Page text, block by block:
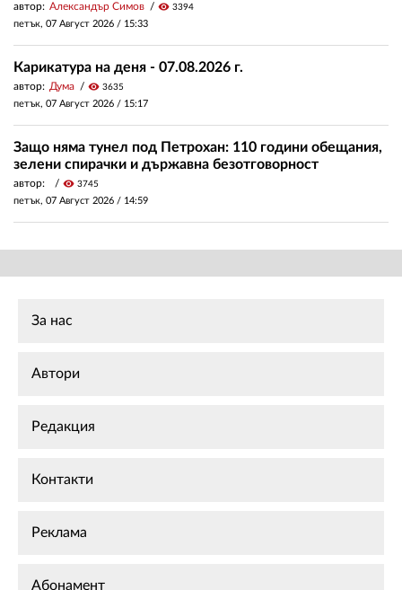
автор: Александър Симов visibility 3394
петък, 07 Август 2026 / 15:33
Карикатура на деня - 07.08.2026 г.
автор: Дума visibility 3635
петък, 07 Август 2026 / 15:17
Защо няма тунел под Петрохан: 110 години обещания,
зелени спирачки и държавна безотговорност
автор: visibility 3745
петък, 07 Август 2026 / 14:59
За нас
Автори
Редакция
Контакти
Реклама
Абонамент